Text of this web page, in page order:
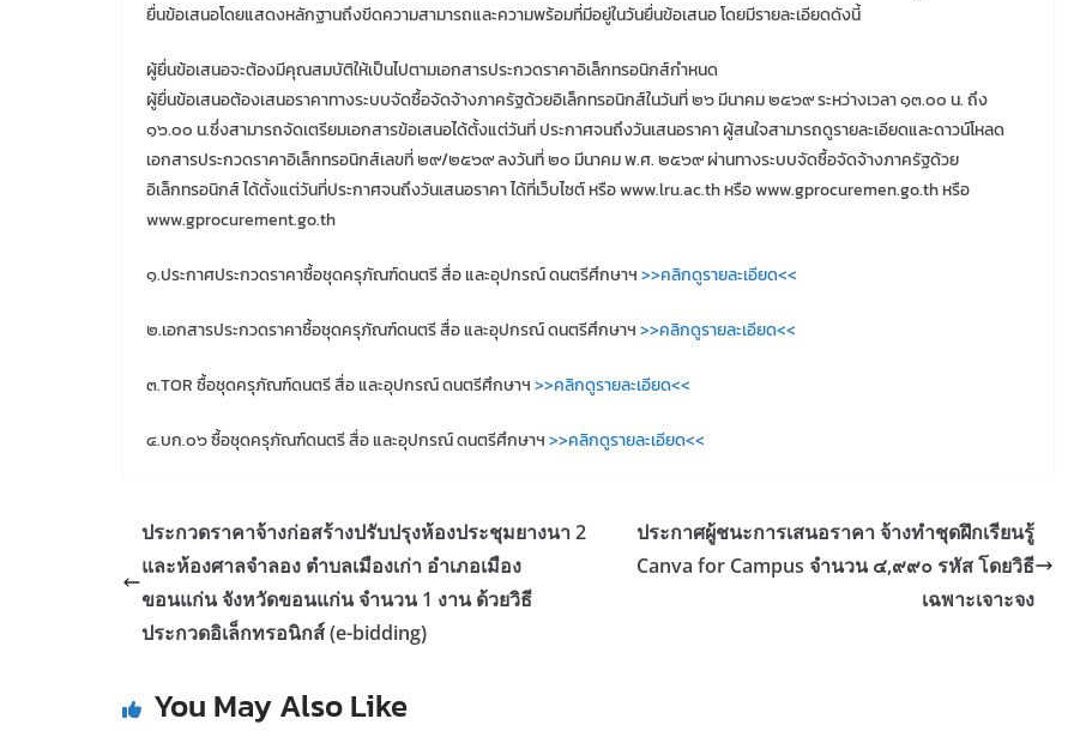
ยื่นข้อเสนอโดยแสดงหลักฐานถึงขีดความสามารถและความพร้อมที่มีอยู่ในวันยื่นข้อเสนอ โดยมีรายละเอียดดังนี้
ผู้ยื่นข้อเสนอจะต้องมีคุณสมบัติให้เป็นไปตามเอกสารประกวดราคาอิเล็กทรอนิกส์กำหนด
ผู้ยื่นข้อเสนอต้องเสนอราคาทางระบบจัดซื้อจัดจ้างภาครัฐด้วยอิเล็กทรอนิกส์ในวันที่ ๒๖ มีนาคม ๒๕๖๙ ระหว่างเวลา ๑๓.๐๐ น. ถึง
๑๖.๐๐ น.ซึ่งสามารถจัดเตรียมเอกสารข้อเสนอได้ตั้งแต่วันที่ ประกาศจนถึงวันเสนอราคา ผู้สนใจสามารถดูรายละเอียดและดาวน์โหลด
เอกสารประกวดราคาอิเล็กทรอนิกส์เลขที่ ๒๙/๒๕๖๙ ลงวันที่ ๒๐ มีนาคม พ.ศ. ๒๕๖๙ ผ่านทางระบบจัดซื้อจัดจ้างภาครัฐด้วย
อิเล็กทรอนิกส์ ได้ตั้งแต่วันที่ประกาศจนถึงวันเสนอราคา ได้ที่เว็บไซต์ หรือ www.lru.ac.th หรือ www.gprocuremen.go.th หรือ
www.gprocurement.go.th
๑.ประกาศประกวดราคาซื้อชุดครุภัณฑ์ดนตรี สื่อ และอุปกรณ์ ดนตรีศึกษาฯ>>คลิกดูรายละเอียด<<
๒.เอกสารประกวดราคาซื้อชุดครุภัณฑ์ดนตรี สื่อ และอุปกรณ์ ดนตรีศึกษาฯ>>คลิกดูรายละเอียด<<
๓.TOR ซื้อชุดครุภัณฑ์ดนตรี สื่อ และอุปกรณ์ ดนตรีศึกษาฯ>>คลิกดูรายละเอียด<<
๔.บก.๐๖ ซื้อชุดครุภัณฑ์ดนตรี สื่อ และอุปกรณ์ ดนตรีศึกษาฯ>>คลิกดูรายละเอียด<<
ประกวดราคาจ้างก่อสร้างปรับปรุงห้องประชุมยางนา 2
และห้องศาลจำลอง ตำบลเมืองเก่า อำเภอเมือง
ขอนแก่น จังหวัดขอนแก่น จำนวน 1 งาน ด้วยวิธี
ประกวดอิเล็กทรอนิกส์ (e-bidding)
ประกาศผู้ชนะการเสนอราคา จ้างทำชุดฝึกเรียนรู้
Canva for Campus จำนวน ๔,๙๙๐ รหัส โดยวิธี
เฉพาะเจาะจง
You May Also Like